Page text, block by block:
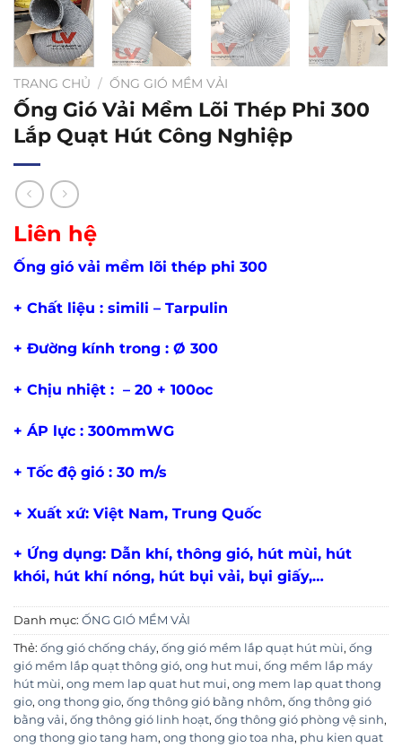
TRANG CHỦ / ỐNG GIÓ MỀM VẢI
Ống Gió Vải Mềm Lõi Thép Phi 300
Lắp Quạt Hút Công Nghiệp
Liên hệ
Ống gió vải mềm lõi thép phi 300
+ Chất liệu : simili – Tarpulin
+ Đường kính trong : Ø 300
+ Chịu nhiệt : – 20 + 100oc
+ ÁP lực : 300mmWG
+ Tốc độ gió : 30 m/s
+ Xuất xứ: Việt Nam, Trung Quốc
+ Ứng dụng: Dẫn khí, thông gió, hút mùi, hút
khói, hút khí nóng, hút bụi vải, bụi giấy,…
Danh mục: ỐNG GIÓ MỀM VẢI
Thẻ: ống gió chống cháy, ống gió mềm lắp quạt hút mùi, ống
gió mềm lắp quạt thông gió, ong hut mui, ống mềm lắp máy
hút mùi, ong mem lap quat hut mui, ong mem lap quat thong
gio, ong thong gio, ống thông gió bằng nhôm, ống thông gió
bằng vải, ống thông gió linh hoạt, ống thông gió phòng vệ sinh,
ong thong gio tang ham, ong thong gio toa nha, phu kien quat